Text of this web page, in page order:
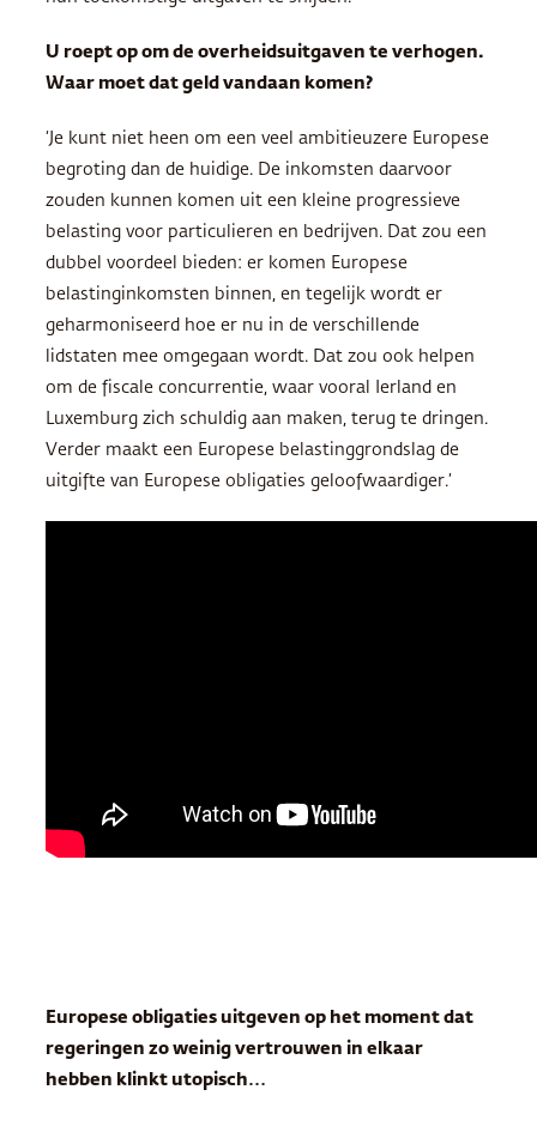
U roept op om de overheidsuitgaven te verhogen.
Waar moet dat geld vandaan komen?
‘Je kunt niet heen om een veel ambitieuzere Europese
begroting dan de huidige. De inkomsten daarvoor
zouden kunnen komen uit een kleine progressieve
belasting voor particulieren en bedrijven. Dat zou een
dubbel voordeel bieden: er komen Europese
belastinginkomsten binnen, en tegelijk wordt er
geharmoniseerd hoe er nu in de verschillende
lidstaten mee omgegaan wordt. Dat zou ook helpen
om de fiscale concurrentie, waar vooral Ierland en
Luxemburg zich schuldig aan maken, terug te dringen.
Verder maakt een Europese belastinggrondslag de
uitgifte van Europese obligaties geloofwaardiger.’
Europese obligaties uitgeven op het moment dat
regeringen zo weinig vertrouwen in elkaar
hebben klinkt utopisch…